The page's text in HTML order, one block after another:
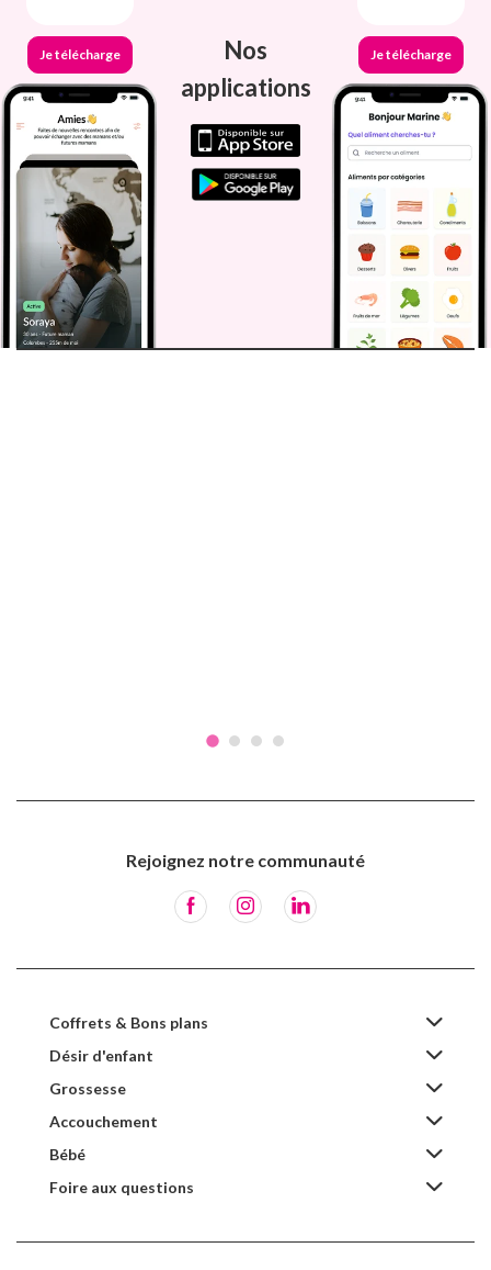
Je télécharge
Nos
applications
Je télécharge
Rejoignez notre communauté
Coffrets & Bons plans
Désir d'enfant
Grossesse
Accouchement
Bébé
Foire aux questions